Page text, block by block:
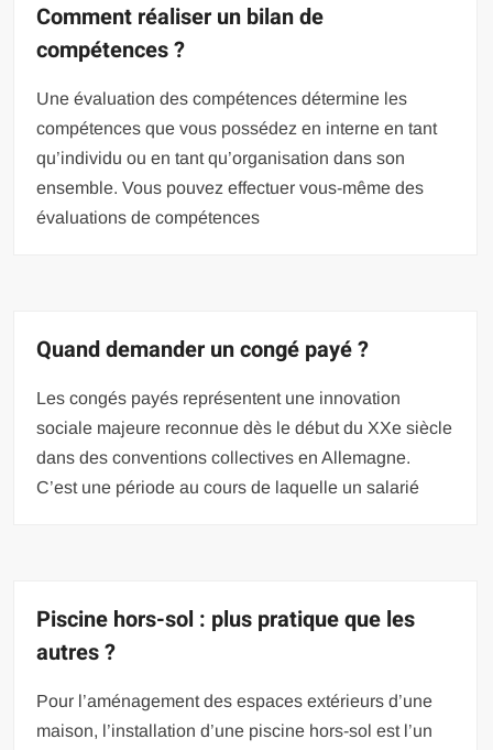
Comment réaliser un bilan de
compétences ?
Une évaluation des compétences détermine les
compétences que vous possédez en interne en tant
qu’individu ou en tant qu’organisation dans son
ensemble. Vous pouvez effectuer vous-même des
évaluations de compétences
Quand demander un congé payé ?
Les congés payés représentent une innovation
sociale majeure reconnue dès le début du XXe siècle
dans des conventions collectives en Allemagne.
C’est une période au cours de laquelle un salarié
Piscine hors-sol : plus pratique que les
autres ?
Pour l’aménagement des espaces extérieurs d’une
maison, l’installation d’une piscine hors-sol est l’un